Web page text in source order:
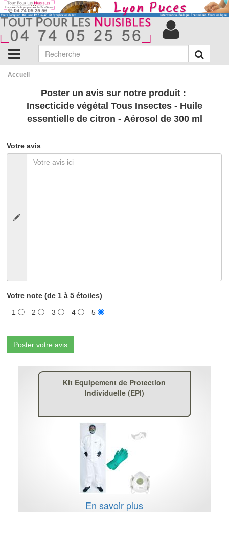
Accueil
Poster un avis sur notre produit :
Insecticide végétal Tous Insectes - Huile
essentielle de citron - Aérosol de 300 ml
Votre avis
Votre note (de 1 à 5 étoiles)
1 2 3 4 5
Poster votre avis
Kit Equipement de Protection
Individuelle (EPI)
En savoir plus